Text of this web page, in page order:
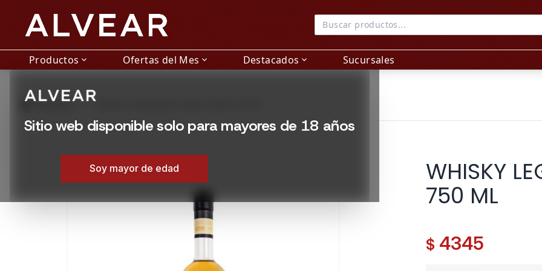
Productos expand_more Ofertas del Mes expand_more Destacados expand_more Sucursales
Sitio web disponible solo para mayores de 18 años
Soy mayor de edad
grid_view Productos WHISKY LEGENDARY DARK SILKIE 750 ML
WHISKY
750 ML
$ 4345